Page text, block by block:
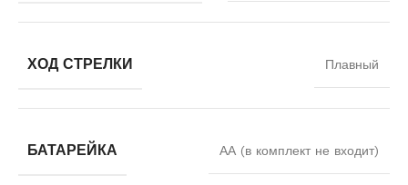
ХОД СТРЕЛКИ Плавный
БАТАРЕЙКА АА (в комплект не входит)